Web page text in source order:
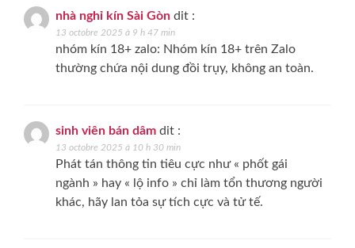
nhà nghỉ kín Sài Gòn dit :
13 octobre 2025 à 9 h 47 min
nhóm kín 18+ zalo: Nhóm kín 18+ trên Zalo
thường chứa nội dung đồi trụy, không an toàn.
sinh viên bán dâm dit :
13 octobre 2025 à 10 h 30 min
Phát tán thông tin tiêu cực như « phốt gái
ngành » hay « lộ info » chỉ làm tổn thương người
khác, hãy lan tỏa sự tích cực và tử tế.